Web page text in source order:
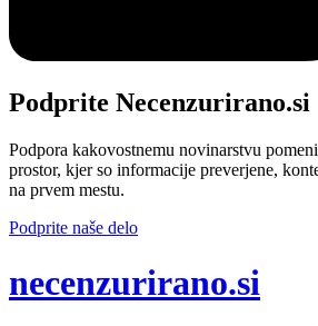
Podprite Necenzurirano.si
Podpora kakovostnemu novinarstvu
prostor, kjer so informacije preverjene,
na prvem mestu.
Podprite naše delo
necenzurirano.si